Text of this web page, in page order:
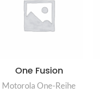
One Fusion
Motorola One-Reihe